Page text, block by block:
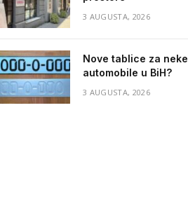
3 AUGUSTA, 2026
Nove tablice za neke
automobile u BiH?
3 AUGUSTA, 2026